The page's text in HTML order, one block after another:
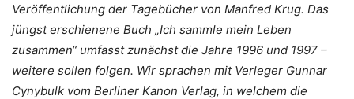
Veröffentlichung der Tagebücher von Manfred Krug. Das
jüngst erschienene Buch „Ich sammle mein Leben
zusammen“ umfasst zunächst die Jahre 1996 und 1997 –
weitere sollen folgen. Wir sprachen mit Verleger Gunnar
Cynybulk vom Berliner Kanon Verlag, in welchem die